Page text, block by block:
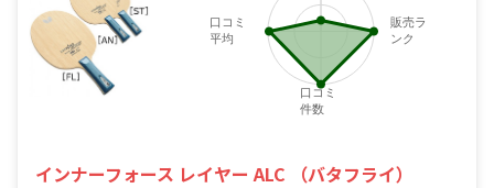
インナーフォース レイヤー ALC （バタフライ）
販売ラ
ンク
口コミ
件数
口コミ
平均